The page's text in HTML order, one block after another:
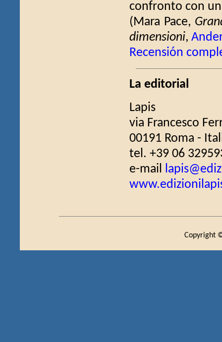
confronto con
(Mara Pace,
dimensioni,
Recensión
La editorial
Lapis
via Francesco
00191 Roma -
tel. +39 06
e-mail
Copyright